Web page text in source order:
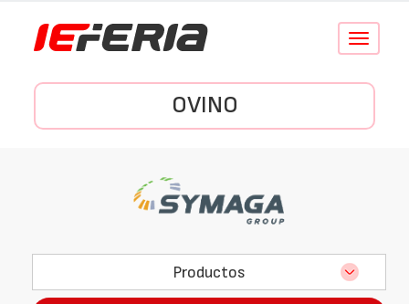
Conmutar
OVINO
Productos